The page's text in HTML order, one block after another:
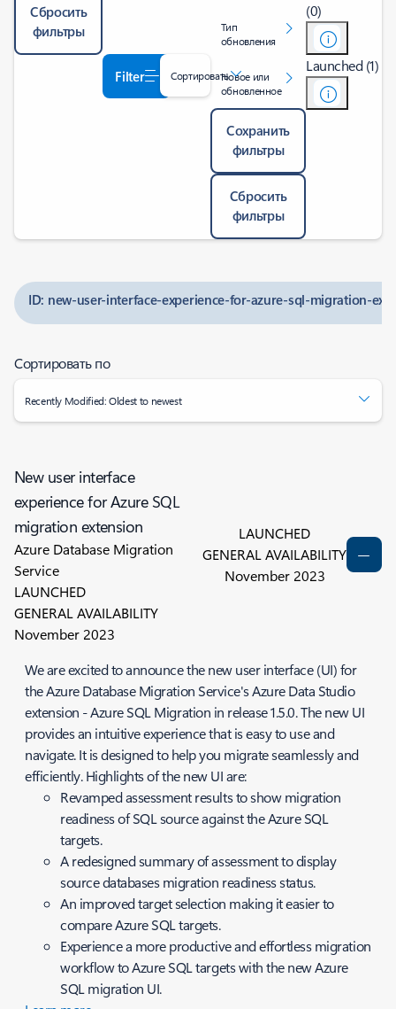
Сбросить
фильтры
Filter Сортировать
Тип
обновления
Новое или
обновленное
Сохранить
фильтры
Сбросить
фильтры
(0)
Launched (1)
ID: new-user-interface-experience-for-azure-sql-migration-
Сортировать по
Recently Modified: Oldest to newest
New user interface
experience for Azure SQL
migration extension
Azure Database Migration
Service
LAUNCHED
GENERAL AVAILABILITY
November 2023
LAUNCHED
GENERAL AVAILABILITY
November 2023
We are excited to announce the new user interface (UI) for
the Azure Database Migration Service's Azure Data Studio
extension - Azure SQL Migration in release 1.5.0. The new UI
provides an intuitive experience that is easy to use and
navigate. It is designed to help you migrate seamlessly and
efficiently. Highlights of the new UI are:
Revamped assessment results to show migration
readiness of SQL source against the Azure SQL
targets.
A redesigned summary of assessment to display
source databases migration readiness status.
An improved target selection making it easier to
compare Azure SQL targets.
Experience a more productive and effortless migration
workflow to Azure SQL targets with the new Azure
SQL migration UI.